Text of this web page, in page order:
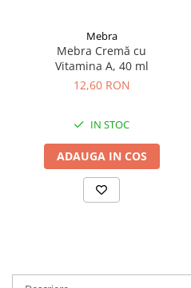
Mebra
Mebra Cremă cu
Vitamina A, 40 ml
12,60 RON
IN STOC
ADAUGA IN COS